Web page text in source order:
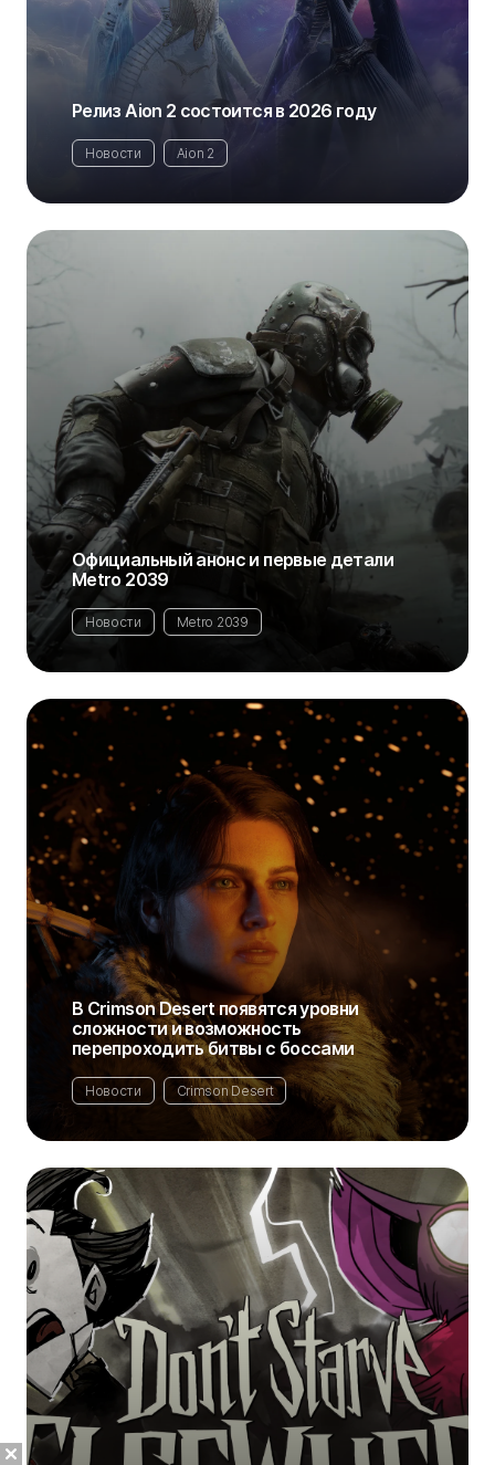
Релиз Aion 2 состоится в 2026 году
Новости Aion 2
Официальный анонс и первые детали
Metro 2039
Новости Metro 2039
В Crimson Desert появятся уровни
сложности и возможность
перепроходить битвы с боссами
Новости Crimson Desert